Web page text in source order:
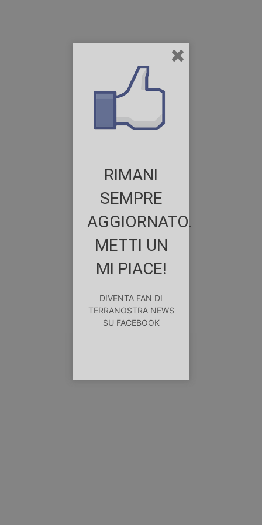
RIMANI
SEMPRE
AGGIORNATO.
METTI UN
MI PIACE!
DIVENTA FAN DI
TERRANOSTRA NEWS
SU FACEBOOK